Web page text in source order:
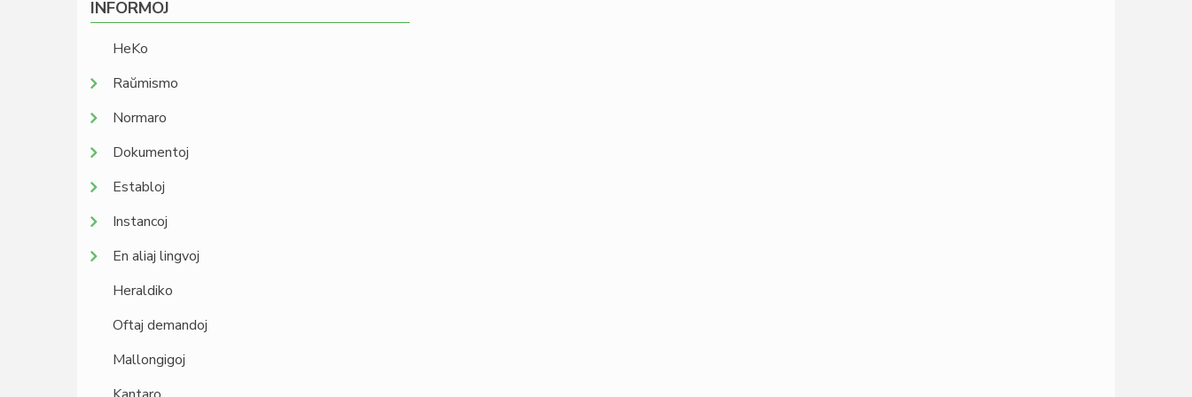
INFORMOJ
HeKo
Raŭmismo
Normaro
Dokumentoj
Establoj
Instancoj
En aliaj lingvoj
Heraldiko
Oftaj demandoj
Mallongigoj